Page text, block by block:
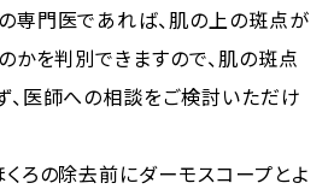
専門医であれば、肌の上の斑点が
かを判別できますので、肌の斑点
、医師への相談をご検討いただけ
ろの除去前にダーモスコープとよ